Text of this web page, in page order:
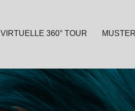
VIRTUELLE 360° TOUR